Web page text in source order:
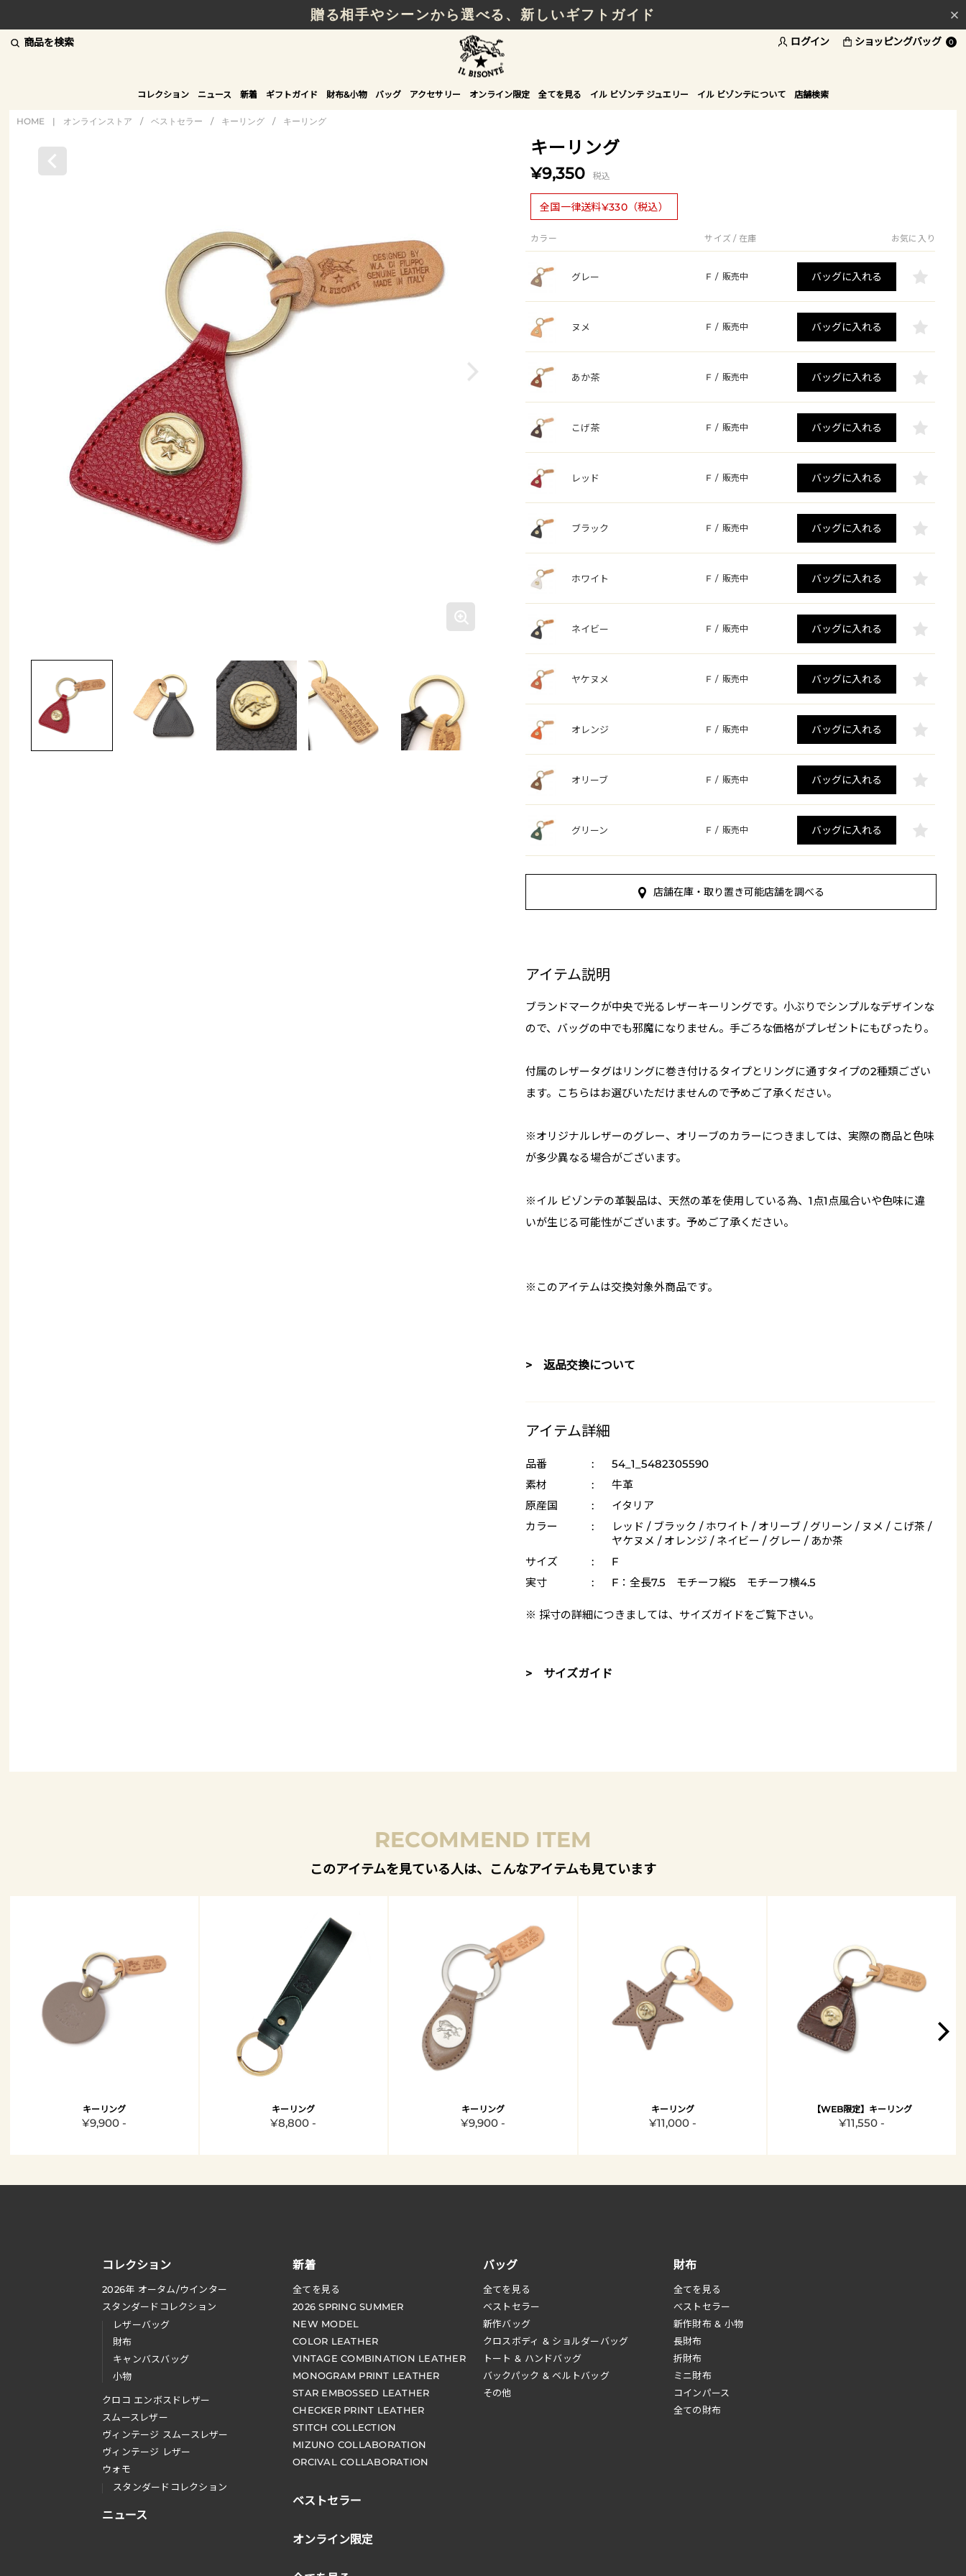
贈る相手やシーンから選べる、新しいギフトガイド
商品を検索 ログイン ショッピングバッグ 0
コレクション ニュース 新着 ギフトガイド 財布&小物 バッグ アクセサリー オンライン限定 全てを見る イル ビゾンテ ジュエリー イル ビゾンテについて 店舗検索
HOME | オンラインストア / ベストセラー / キーリング / キーリング
キーリング
¥9,350 税込
全国一律送料¥330（税込）
カラー サイズ / 在庫 お気に入り
グレー F / 販売中 バッグに入れる
ヌメ F / 販売中 バッグに入れる
あか茶 F / 販売中 バッグに入れる
こげ茶 F / 販売中 バッグに入れる
レッド F / 販売中 バッグに入れる
ブラック F / 販売中 バッグに入れる
ホワイト F / 販売中 バッグに入れる
ネイビー F / 販売中 バッグに入れる
ヤケヌメ F / 販売中 バッグに入れる
オレンジ F / 販売中 バッグに入れる
オリーブ F / 販売中 バッグに入れる
グリーン F / 販売中 バッグに入れる
店舗在庫・取り置き可能店舗を調べる
アイテム説明
ブランドマークが中央で光るレザーキーリングです。小ぶりでシンプルなデザインな
ので、バッグの中でも邪魔になりません。手ごろな価格がプレゼントにもぴったり。
付属のレザータグはリングに巻き付けるタイプとリングに通すタイプの2種類ござい
ます。こちらはお選びいただけませんので予めご了承ください。
※オリジナルレザーのグレー、オリーブのカラーにつきましては、実際の商品と色味
が多少異なる場合がございます。
※イル ビゾンテの革製品は、天然の革を使用している為、1点1点風合いや色味に違
いが生じる可能性がございます。予めご了承ください。
※このアイテムは交換対象外商品です。
> 返品交換について
アイテム詳細
品番 :
54_1_5482305590
素材
:
牛革
原産国
:
イタリア
カラー
:
レッド / ブラック / ホワイト / オリーブ / グリーン / ヌメ / こげ茶 /
ヤケヌメ / オレンジ / ネイビー / グレー / あか茶
サイズ
:
F
実寸
: F：全長7.5 モチーフ縦5 モチーフ横4.5
※ 採寸の詳細につきましては、 サイズガイドをご覧下さい。
> サイズガイド
RECOMMEND ITEM
このアイテムを見ている人は、こんなアイテムも見ています
キーリング
¥9,900 -
キーリング
¥8,800 -
キーリング
¥9,900 -
キーリング
¥11,000 -
【WEB限定】キーリング
¥11,550 -
コレクション
2026年 オータム/ウインター
スタンダードコレクション
レザーバッグ
財布
キャンバスバッグ
小物
クロコ エンボスドレザー
スムースレザー
ヴィンテージ スムースレザー
ヴィンテージ レザー
ウォモ
スタンダードコレクション
ニュース
新着
全てを見る
2026 SPRING SUMMER
NEW MODEL
COLOR LEATHER
VINTAGE COMBINATION LEATHER
MONOGRAM PRINT LEATHER
STAR EMBOSSED LEATHER
CHECKER PRINT LEATHER
STITCH COLLECTION
MIZUNO COLLABORATION
ORCIVAL COLLABORATION
ベストセラー
オンライン限定
財布
全てを見る
べストセラー
新作財布 & 小物
長財布
折財布
ミニ財布
コインパース
全ての財布
バッグ
全てを見る
ベストセラー
新作バッグ
クロスボディ & ショルダーバッグ
トート & ハンドバッグ
バックパック & ベルトバッグ
その他